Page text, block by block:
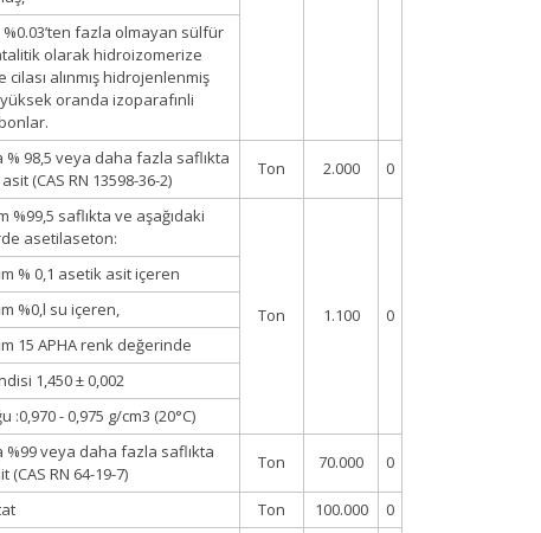
%0.03’ten fazla olmayan sülfür
olarak hidroizomerize
cilası alınmış hidrojenlenmiş
oranda izoparafınli
% 98,5 veya daha fazla saflıkta
(CAS RN 13598-36-2)
Ton 2.000 0
%99,5 saflıkta ve aşağıdaki
asetilaseton:
Ton 1.100 0
% 0,1 asetik asit içeren
%0,l su içeren,
15 APHA renk değerinde
1,450 ± 0,002
:0,970 - 0,975 g/cm3 (20°C)
%99 veya daha fazla saflıkta
(CAS RN 64-19-7)
Ton 70.000 0
Ton 100.000
0